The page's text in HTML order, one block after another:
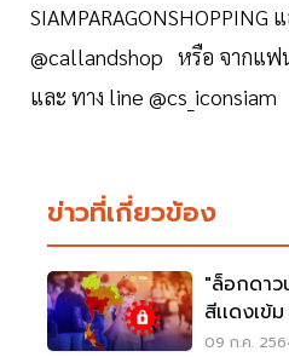
SIAMPARAGONSHOPPING
@callandshop หรือ จากแฟ
และ ทาง line @cs_iconsiam
ข่าวที่เกี่ยวข้อง
"ล็อกดาว
สีเเดงเข้
บ้าง
09 ก.ค.